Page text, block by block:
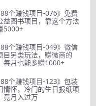
个赚钱项目-076》免费
益图书项目，靠这个方法
5000+
个赚钱项目-049》微信
目另类玩法，赚微商的
每月也能多赚1000+
个赚钱项目-123》包装
情怀，冷门的生日报纸项
竟月入过万